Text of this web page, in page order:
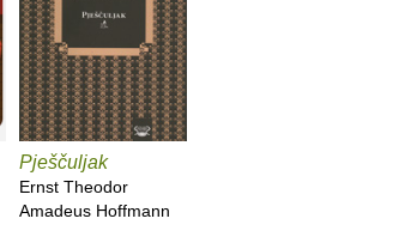
Pješčuljak
Ernst Theodor
Amadeus Hoffmann